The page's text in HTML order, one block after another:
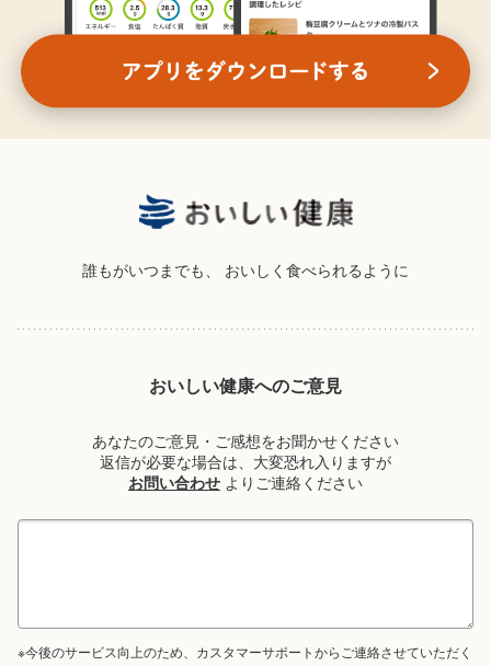
誰もがいつまでも、 おいしく食べられるように
おいしい健康へのご意見
あなたのご意見・ご感想をお聞かせください
返信が必要な場合は、大変恐れ入りますが
お問い合わせ よりご連絡ください
※今後のサービス向上のため、カスタマーサポートからご連絡させていただく